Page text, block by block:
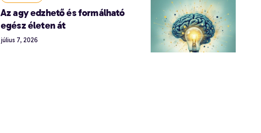
Az agy edzhető és formálható
egész életen át
július 7, 2026